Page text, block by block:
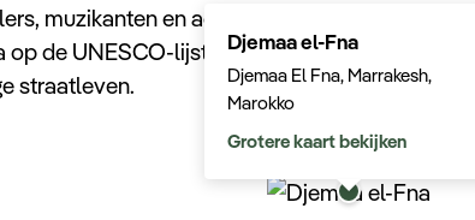
muzikanten en acrobaten hun kunsten
de UNESCO-lijst van immaterieel cultureel
straatleven.
Djemaa el-Fna
Djemaa El Fna, Marrakesh,
Marokko
Grotere kaart bekijken